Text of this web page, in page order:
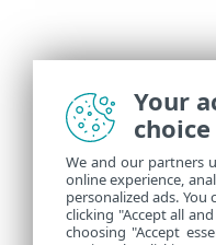
Your
choice
We and our partners
online experience,
personalized ads.
clicking "Accept all
choosing "Accept